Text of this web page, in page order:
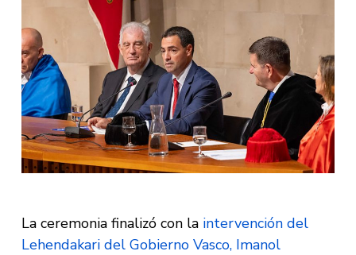
La ceremonia finalizó con la intervención del
Lehendakari del Gobierno Vasco, Imanol